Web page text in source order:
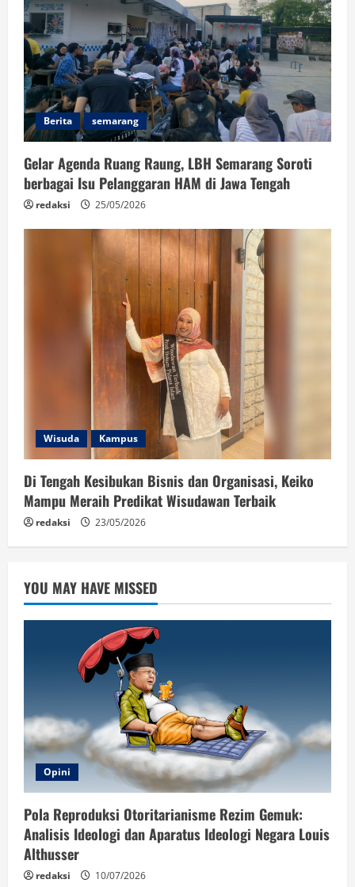
Berita semarang
Gelar Agenda Ruang Raung, LBH Semarang Soroti
berbagai Isu Pelanggaran HAM di Jawa Tengah
redaksi 25/05/2026
Wisuda Kampus
Di Tengah Kesibukan Bisnis dan Organisasi, Keiko
Mampu Meraih Predikat Wisudawan Terbaik
redaksi 23/05/2026
YOU MAY HAVE MISSED
Opini
Pola Reproduksi Otoritarianisme Rezim Gemuk:
Analisis Ideologi dan Aparatus Ideologi Negara Louis
Althusser
redaksi 10/07/2026